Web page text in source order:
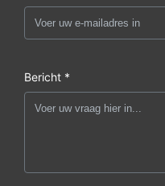
Bericht *